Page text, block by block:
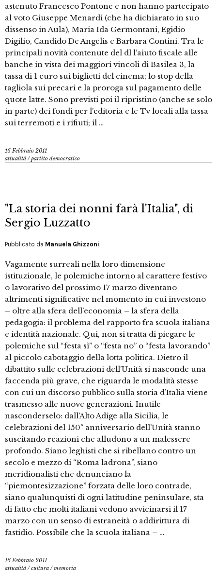
astenuto Francesco Pontone e non hanno partecipato
al voto Giuseppe Menardi (che ha dichiarato in suo
dissenso in Aula), Maria Ida Germontani, Egidio
Digilio, Candido De Angelis e Barbara Contini. Tra le
principali novità contenute del dl l’aiuto fiscale alle
banche in vista dei maggiori vincoli di Basilea 3, la
tassa di 1 euro sui biglietti del cinema; lo stop della
tagliola sui precari e la proroga sul pagamento delle
quote latte. Sono previsti poi il ripristino (anche se solo
in parte) dei fondi per l’editoria e le Tv locali alla tassa
sui terremoti e i rifiuti; il …
16 Febbraio 2011
attualità /partito democratico
"La storia dei nonni farà l'Italia", di
Sergio Luzzatto
Pubblicato da Manuela Ghizzoni
Vagamente surreali nella loro dimensione
istituzionale, le polemiche intorno al carattere festivo
o lavorativo del prossimo 17 marzo diventano
altrimenti significative nel momento in cui investono
– oltre alla sfera dell’economia – la sfera della
pedagogia: il problema del rapporto fra scuola italiana
e identità nazionale. Qui, non si tratta di piegare le
polemiche sul “festa sì” o “festa no” o “festa lavorando”
al piccolo cabotaggio della lotta politica. Dietro il
dibattito sulle celebrazioni dell’Unità si nasconde una
faccenda più grave, che riguarda le modalità stesse
con cui un discorso pubblico sulla storia d’Italia viene
trasmesso alle nuove generazioni. Inutile
nasconderselo: dall’Alto Adige alla Sicilia, le
celebrazioni del 150° anniversario dell’Unità stanno
suscitando reazioni che alludono a un malessere
profondo. Siano leghisti che si ribellano contro un
secolo e mezzo di “Roma ladrona”, siano
meridionalisti che denunciano la
“piemontesizzazione” forzata delle loro contrade,
siano qualunquisti di ogni latitudine peninsulare, sta
di fatto che molti italiani vedono avvicinarsi il 17
marzo con un senso di estraneità o addirittura di
fastidio. Possibile che la scuola italiana – …
16 Febbraio 2011
attualità /cultura /memoria